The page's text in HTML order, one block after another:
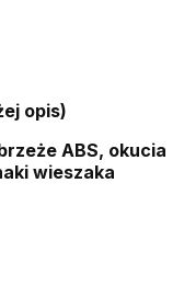
opis)
ABS, okucia
wieszaka